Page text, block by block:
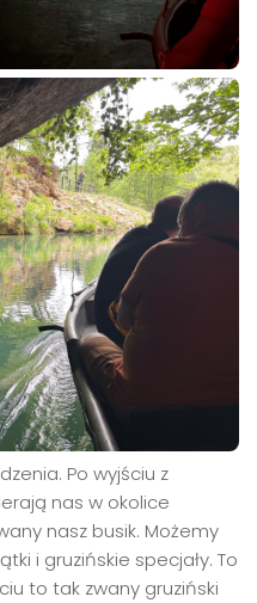
Po wyjściu z
nas w okolice
nasz busik. Możemy
i gruzińskie specjały. To
to tak zwany gruziński